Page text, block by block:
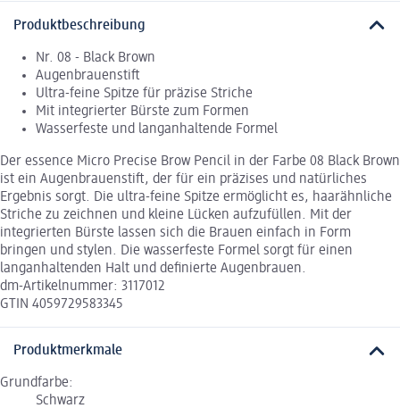
Produktbeschreibung
Nr. 08 - Black Brown
Augenbrauenstift
Ultra-feine Spitze für präzise Striche
Mit integrierter Bürste zum Formen
Wasserfeste und langanhaltende Formel
Der essence Micro Precise Brow Pencil in der Farbe 08 Black Brown
ist ein Augenbrauenstift, der für ein präzises und natürliches
Ergebnis sorgt. Die ultra-feine Spitze ermöglicht es, haarähnliche
Striche zu zeichnen und kleine Lücken aufzufüllen. Mit der
integrierten Bürste lassen sich die Brauen einfach in Form
bringen und stylen. Die wasserfeste Formel sorgt für einen
langanhaltenden Halt und definierte Augenbrauen.
dm-Artikelnummer: 3117012
GTIN 4059729583345
Produktmerkmale
Grundfarbe:
Schwarz